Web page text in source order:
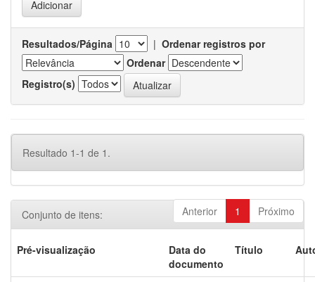
Resultados/Página | Ordenar registros por
Ordenar
Registro(s)
Resultado 1-1 de 1.
Anterior 1 Próximo
Conjunto de itens:
Pré-visualização
Data do
documento
Título